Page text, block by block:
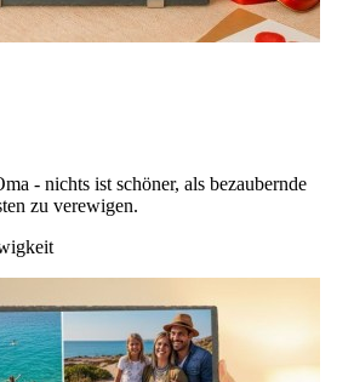
- nichts ist schöner, als bezaubernde
zu verewigen.